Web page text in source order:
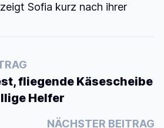
Sofia kurz nach ihrer
fliegende Käsescheibe
Helfer
NÄCHSTER BEITRAG